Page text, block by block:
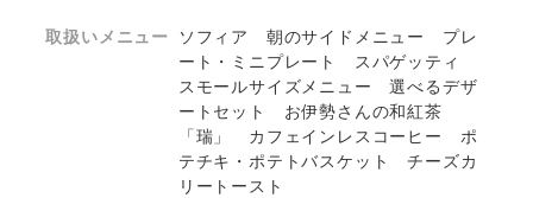
取扱いメニュー
ソフィア 朝のサイドメニュー プレ
ート・ミニプレート スパゲッティ
スモールサイズメニュー 選べるデザ
ートセット お伊勢さんの和紅茶
「瑞」 カフェインレスコーヒー ポ
テチキ・ポテトバスケット チーズカ
リートースト